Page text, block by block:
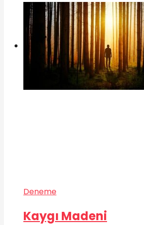
Deneme
Kaygı Madeni